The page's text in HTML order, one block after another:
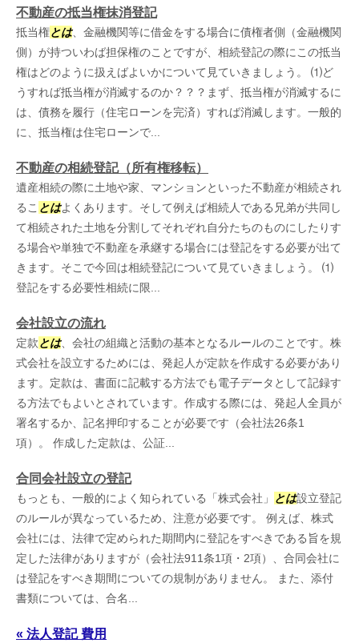
不動産の抵当権抹消登記
抵当権とは、金融機関等に借金をする場合に債権者側（金融機関
側）が持ついわば担保権のことですが、相続登記の際にこの抵当
権はどのように扱えばよいかについて見ていきましょう。 ⑴ど
うすれば抵当権が消滅するのか？？？まず、抵当権が消滅するに
は、債務を履行（住宅ローンを完済）すれば消滅します。一般的
に、抵当権は住宅ローンで...
不動産の相続登記（所有権移転）
遺産相続の際に土地や家、マンションといった不動産が相続され
るこ とはよくあります。そして例えば相続人である兄弟が共同し
て相続された土地を分割してそれぞれ自分たちのものにしたりす
る場合や単独で不動産を承継する場合には登記をする必要が出て
きます。そこで今回は相続登記について見ていきましょう。 ⑴
登記をする必要性相続に限...
会社設立の流れ
定款とは、会社の組織と活動の基本となるルールのことです。株
式会社を設立するためには、発起人が定款を作成する必要があり
ます。定款は、書面に記載する方法でも電子データとして記録す
る方法でもよいとされています。作成する際には、発起人全員が
署名するか、記名押印することが必要です（会社法26条1
項）。 作成した定款は、公証...
合同会社設立の登記
もっとも、一般的によく知られている「株式会社」 とは設立登記
のルールが異なっているため、注意が必要です。 例えば、株式
会社には、法律で定められた期間内に登記をすべきである旨を規
定した法律がありますが（会社法911条1項・2項）、合同会社に
は登記をすべき期間についての規制がありません。 また、添付
書類については、合名...
« 法人登記 費用